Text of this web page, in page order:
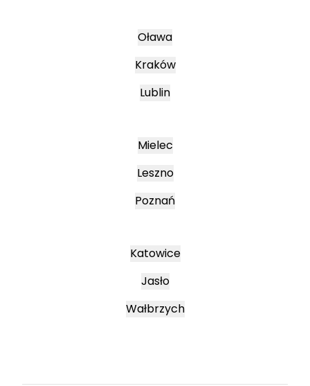
Oława
Kraków
Lublin
Mielec
Leszno
Poznań
Katowice
Jasło
Wałbrzych